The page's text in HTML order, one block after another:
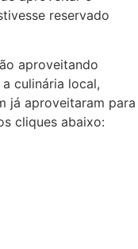
reservado
aproveitando
culinária local,
já aproveitaram para
cliques abaixo: